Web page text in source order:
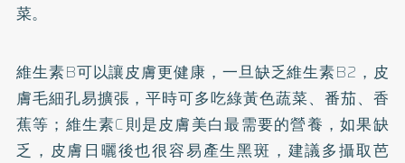
菜。
維生素B可以讓皮膚更健康，一旦缺乏維生素B2，皮
膚毛細孔易擴張，平時可多吃綠黃色蔬菜、番茄、香
蕉等；維生素C則是皮膚美白最需要的營養，如果缺
乏，皮膚日曬後也很容易產生黑斑，建議多攝取芭